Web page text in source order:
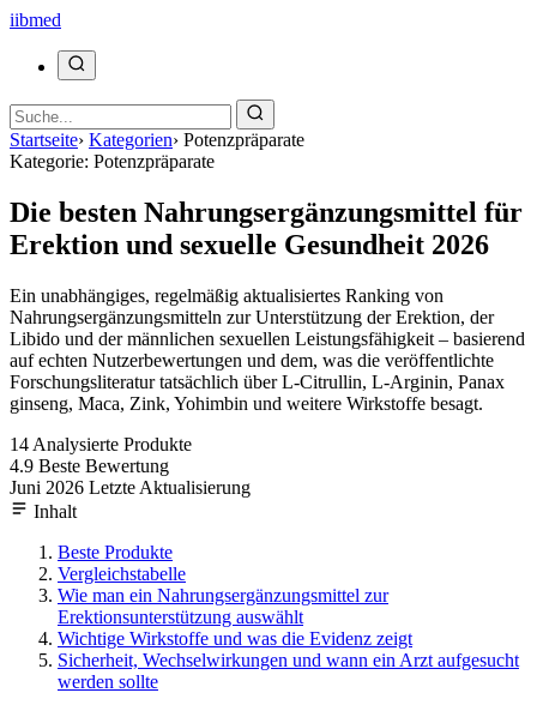
iibmed
Startseite› Kategorien› Potenzpräparate
Kategorie: Potenzpräparate
Die besten Nahrungsergänzungsmittel für
Erektion und sexuelle Gesundheit 2026
Ein unabhängiges, regelmäßig aktualisiertes Ranking von
Nahrungsergänzungsmitteln zur Unterstützung der Erektion, der
Libido und der männlichen sexuellen Leistungsfähigkeit – basierend
auf echten Nutzerbewertungen und dem, was die veröffentlichte
Forschungsliteratur tatsächlich über L-Citrullin, L-Arginin, Panax
ginseng, Maca, Zink, Yohimbin und weitere Wirkstoffe besagt.
14 Analysierte Produkte
4.9 Beste Bewertung
Juni 2026 Letzte Aktualisierung
Inhalt
Beste Produkte
Vergleichstabelle
Wie man ein Nahrungsergänzungsmittel zur
Erektionsunterstützung auswählt
Wichtige Wirkstoffe und was die Evidenz zeigt
Sicherheit, Wechselwirkungen und wann ein Arzt aufgesucht
werden sollte